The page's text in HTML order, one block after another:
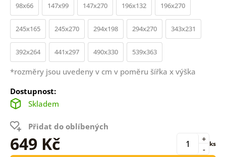
98x66 147x99 147x270 196x132 196x270
245x165 245x270 294x198 294x270 343x231
392x264 441x297 490x330 539x363
*rozměry jsou uvedeny v cm v poměru šířka x výška
Dostupnost:
Skladem
Přidat do oblíbených
649 Kč -
+ ks